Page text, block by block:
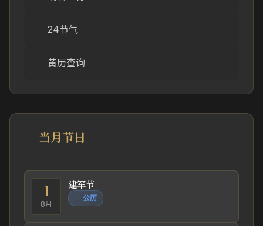
24节气
黄历查询
当月节日
1
8月
建军节
公历